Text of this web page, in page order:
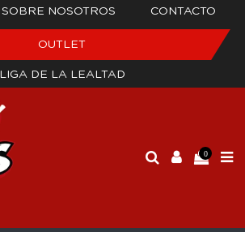
SOBRE NOSOTROS CONTACTO
OUTLET
LIGA DE LA LEALTAD
0